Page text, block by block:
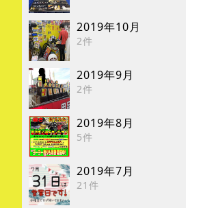
2019年10月
2件
2019年9月
2件
2019年8月
5件
2019年7月
21件